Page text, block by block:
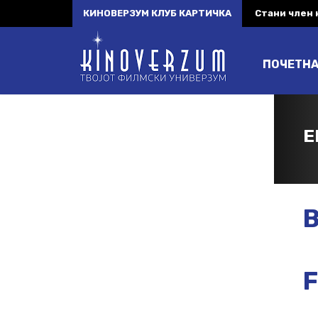
КИНОВЕРЗУМ КЛУБ КАРТИЧКА Стани член
ПОЧЕТНА